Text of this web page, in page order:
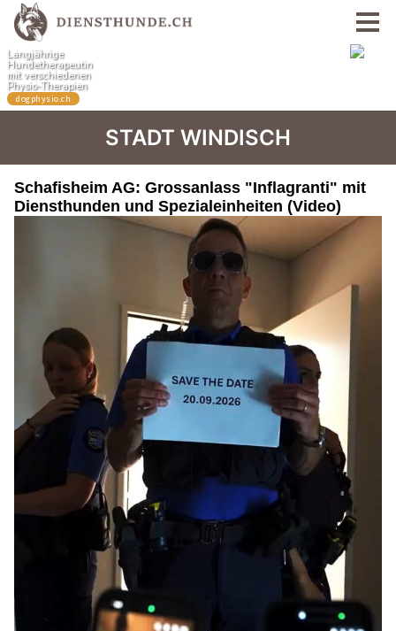
STADT WINDISCH
Schafisheim AG: Grossanlass "Inflagranti" mit
Diensthunden und Spezialeinheiten (Video)